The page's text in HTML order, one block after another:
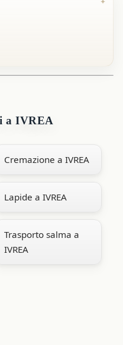
a IVREA
Cremazione a IVREA
Lapide a IVREA
Trasporto salma a
IVREA